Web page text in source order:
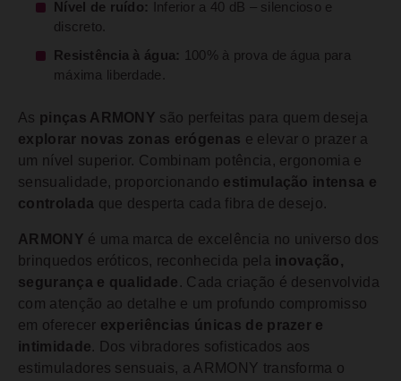
Nível de ruído:
Inferior a 40 dB – silencioso e
discreto.
Resistência à água: 100% à prova de água para
máxima liberdade.
As pinças ARMONY são perfeitas para quem deseja
explorar novas zonas erógenas e elevar o prazer a
um nível superior. Combinam potência, ergonomia e
sensualidade, proporcionando estimulação intensa e
controlada que desperta cada fibra de desejo.
ARMONY é uma marca de excelência no universo dos
brinquedos eróticos, reconhecida pela inovação,
segurança e qualidade . Cada criação é desenvolvida
com atenção ao detalhe e um profundo compromisso
em oferecer experiências únicas de prazer e
intimidade. Dos vibradores sofisticados aos
estimuladores sensuais, a ARMONY transforma o